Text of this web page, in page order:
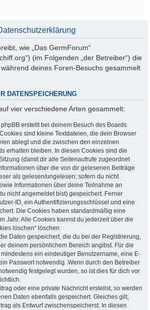
wie „Das GermForum“
(im Folgenden „der Betreiber“) die
deines Foren-Besuchs gesammelt
DATENSPEICHERUNG
vier verschiedene Arten gesammelt:
erstellt bei deinem Besuch des Boards
sind kleine Textdateien, die dein Browser
ablegt und die zwischen den einzelnen
erhalten bleiben. In diesen Cookies sind die
(damit dir alle Seitenaufrufe zugeordnet
über die von dir gelesenen Beiträge
als gelesen/ungelesen; sofern du nicht
Informationen über deine Teilnahme an
nicht angemeldet bist) gespeichert. Ferner
ID, ein Authentifizierungsschlüssel und eine
Die Cookies haben standardmäßig eine
Jahr. Alle Cookies kannst du jederzeit über die
löschen“ löschen.
Daten gespeichert, die du bei der Registrierung,
deinem persönlichem Bereich angibst. Für die
ein eindeutiger Benutzername, eine E-
Passwort notwendig. Wenn durch den Betreiber
festgelegt wurden, so ist dies für dich vor
oder eine private Nachricht erstellst, so werden
Daten ebenfalls gespeichert. Gleiches gilt,
als Entwurf zwischenspeicherst. In diesen